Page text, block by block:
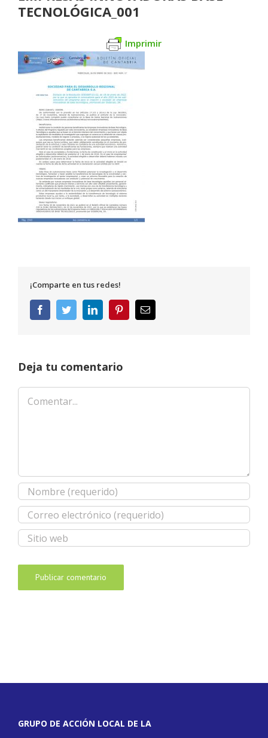
TECNOLÓGICA_001
Imprimir
¡Comparte en tus redes!
FacebookTwitterLinkedInPinterestCorreo
electrónico
Deja tu comentario
Comentar
GRUPO DE ACCIÓN LOCAL DE LA